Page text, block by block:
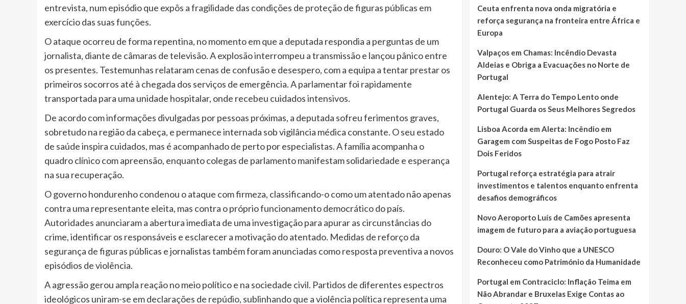
entrevista, num episódio que expôs a fragilidade das condições de proteção de figuras públicas em
exercício das suas funções.
O ataque ocorreu de forma repentina, no momento em que a deputada respondia a perguntas de um
jornalista, diante de câmaras de televisão. A explosão interrompeu a transmissão e lançou pânico entre
os presentes. Testemunhas relataram cenas de confusão e desespero, com a equipa a tentar prestar os
primeiros socorros até à chegada dos serviços de emergência. A parlamentar foi rapidamente
transportada para uma unidade hospitalar, onde recebeu cuidados intensivos.
De acordo com informações divulgadas por pessoas próximas, a deputada sofreu ferimentos graves,
sobretudo na região da cabeça, e permanece internada sob vigilância médica constante. O seu estado
de saúde inspira cuidados, mas é acompanhado de perto por especialistas. A família acompanha o
quadro clínico com apreensão, enquanto colegas de parlamento manifestam solidariedade e esperança
na sua recuperação.
O governo hondurenho condenou o ataque com firmeza, classificando-o como um atentado não apenas
contra uma representante eleita, mas contra o próprio funcionamento democrático do país.
Autoridades anunciaram a abertura imediata de uma investigação para apurar as circunstâncias do
crime, identificar os responsáveis e esclarecer a motivação do atentado. Medidas de reforço da
segurança de figuras públicas e jornalistas também foram anunciadas como resposta preventiva a novos
episódios de violência.
A agressão gerou ampla reação no meio político e na sociedade civil. Partidos de diferentes espectros
ideológicos uniram-se em declarações de repúdio, sublinhando que a violência política representa uma
Ceuta enfrenta nova onda migratória e
reforça segurança na fronteira entre África e
Europa
Valpaços em Chamas: Incêndio Devasta
Aldeias e Obriga a Evacuações no Norte de
Portugal
Alentejo: A Terra do Tempo Lento onde
Portugal Guarda os Seus Melhores Segredos
Lisboa Acorda em Alerta: Incêndio em
Garagem com Suspeitas de Fogo Posto Faz
Dois Feridos
Portugal reforça estratégia para atrair
investimentos e talentos enquanto enfrenta
desafios demográficos
Novo Aeroporto Luís de Camões apresenta
imagem de futuro para a aviação portuguesa
Douro: O Vale do Vinho que a UNESCO
Reconheceu como Património da Humanidade
Portugal em Contraciclo: Inflação Teima em
Não Abrandar e Bruxelas Exige Contas ao